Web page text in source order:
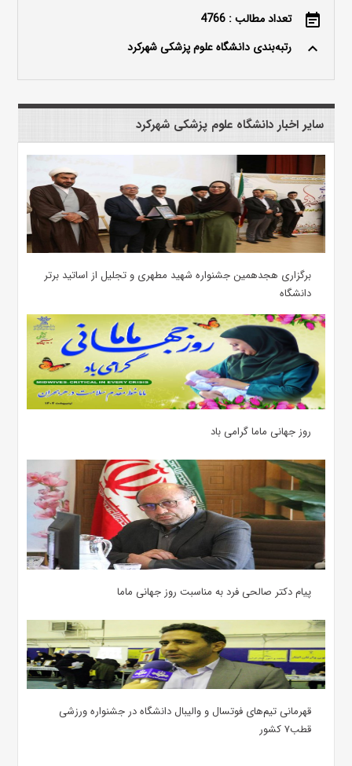
event_note تعداد مطالب : 4766
keyboard_arrow_up رتبه‌بندی دانشگاه علوم پزشکی شهرکرد
سایر اخبار دانشگاه علوم پزشکی شهرکرد
برگزاری هجدهمین جشنواره شهید مطهری و تجلیل از اساتید برتر
دانشگاه
روز جهانی ماما گرامی باد
پیام دکتر صالحی فرد به مناسبت روز جهانی ماما
قهرمانی تیم‌های فوتسال و والیبال دانشگاه در جشنواره ورزشی
قطب۷ کشور